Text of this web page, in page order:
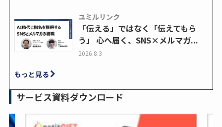
ユミルリンク
「伝える」ではなく「伝えてもら
う」 心へ届く、SNS×メルマガ...
2026.8.3
もっと見る
サービス資料ダウンロード